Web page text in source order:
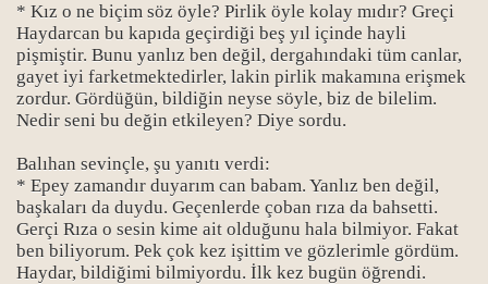
* Kız o ne biçim söz öyle? Pirlik öyle kolay mıdır? Greçi
Haydarcan bu kapıda geçirdiği beş yıl içinde hayli
pişmiştir. Bunu yanlız ben değil, dergahındaki tüm canlar,
gayet iyi farketmektedirler, lakin pirlik makamına erişmek
zordur. Gördüğün, bildiğin neyse söyle, biz de bilelim.
Nedir seni bu değin etkileyen? Diye sordu.
Balıhan sevinçle, şu yanıtı verdi:
* Epey zamandır duyarım can babam. Yanlız ben değil,
başkaları da duydu. Geçenlerde çoban rıza da bahsetti.
Gerçi Rıza o sesin kime ait olduğunu hala bilmiyor. Fakat
ben biliyorum. Pek çok kez işittim ve gözlerimle gördüm.
Haydar, bildiğimi bilmiyordu. İlk kez bugün öğrendi.